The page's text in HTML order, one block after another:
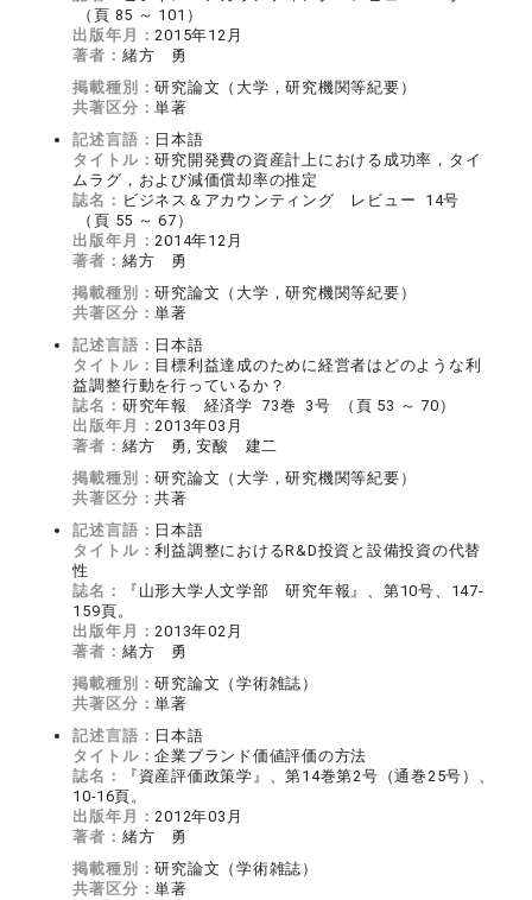
（頁 85 ～ 101）
出版年月：2015年12月
著者： 緒方 勇
掲載種別：研究論文（大学，研究機関等紀要）
共著区分：単著
記述言語： 日本語
タイトル：研究開発費の資産計上における成功率，タイ
ムラグ，および減価償却率の推定
誌名： ビジネス＆アカウンティング レビュー 14号
（頁 55 ～ 67）
出版年月：2014年12月
著者： 緒方 勇
掲載種別：研究論文（大学，研究機関等紀要）
共著区分：単著
記述言語： 日本語
タイトル： 目標利益達成のために経営者はどのような利
益調整行動を行っているか？
誌名： 研究年報 経済学 73巻 3号 （頁 53 ～ 70）
出版年月：2013年03月
著者： 緒方 勇, 安酸 建二
掲載種別：研究論文（大学，研究機関等紀要）
共著区分：共著
記述言語： 日本語
タイトル：利益調整におけるR&D投資と設備投資の代替
性
誌名：
『山形大学人文学部 研究年報』、第10号、147-
159頁。
出版年月：2013年02月
著者： 緒方 勇
掲載種別：研究論文（学術雑誌）
共著区分：単著
記述言語： 日本語
タイトル：企業ブランド価値評価の方法
誌名：
『資産評価政策学』、第14巻第2号（通巻25号）、
10-16頁。
出版年月：2012年03月
著者： 緒方 勇
掲載種別：研究論文（学術雑誌）
共著区分：単著